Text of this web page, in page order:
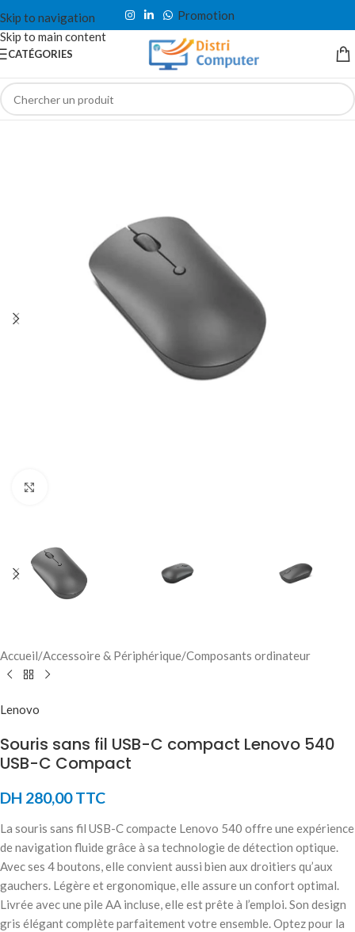
Skip to navigation
Skip to main content
Promotion
CATÉGORIES
Accueil/Accessoire & Périphérique/Composants ordinateur
Lenovo
Souris sans fil USB-C compact Lenovo 540
USB-C Compact
DH 280,00TTC
La souris sans fil USB-C compacte Lenovo 540 offre une expérience
de navigation fluide grâce à sa technologie de détection optique.
Avec ses 4 boutons, elle convient aussi bien aux droitiers qu’aux
gauchers. Légère et ergonomique, elle assure un confort optimal.
Livrée avec une pile AA incluse, elle est prête à l’emploi. Son design
gris élégant complète parfaitement votre ensemble. Optez pour la